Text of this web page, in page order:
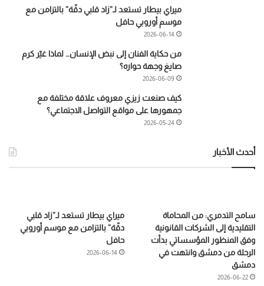
ميراي بيطار تستعد لـ”زاد قلبي دقّة” بالتزامن مع
موسم أوروبي حافل
2026-06-14
من حكاية الفنان إلى نبض الإنسان… لماذا غيّر كرم
صايغ وجهة حواره؟
2026-06-09
كيف صنعت زيزي معروف علاقة مختلفة مع
جمهورها على مواقع التواصل الاجتماعي؟
2026-05-24
أحدث الأخبار
سامح التدمري: من المحاماة
التقليدية إلى الشركات القانونية
وفق المنظور المؤسساتي بدأت
الرحلة من دمشق وانتهت في
دمشق
2026-06-22
ميراي بيطار تستعد لـ”زاد قلبي
دقّة” بالتزامن مع موسم أوروبي
حافل
2026-06-14